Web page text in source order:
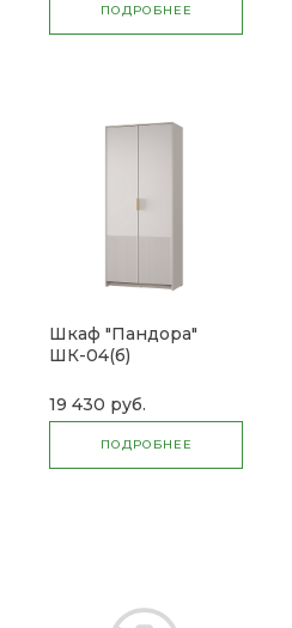
ПОДРОБНЕЕ
Шкаф "Пандора"
ШК-04(б)
19 430 руб.
ПОДРОБНЕЕ